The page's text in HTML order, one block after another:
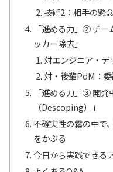
技術2：相手の懸
「進める力」② チ
ッカー除去」
対エンジニア・デ
対・後輩PdM：
「進める力」③ 開
（Descoping）」
不確実性の霧の中で
をかぶる
今日から実践できる